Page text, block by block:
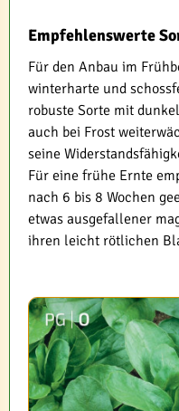
Empfehlenswerte
Für den Anbau im
winterharte und
robuste Sorte mit
auch bei Frost
seine
Für eine frühe Ernte
nach 6 bis 8 Wochen
etwas ausgefallener
ihren leicht rötlichen